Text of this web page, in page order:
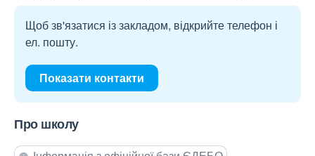
Щоб зв'язатися із закладом, відкрийте телефон і
ел. пошту.
Показати контакти
Про школу